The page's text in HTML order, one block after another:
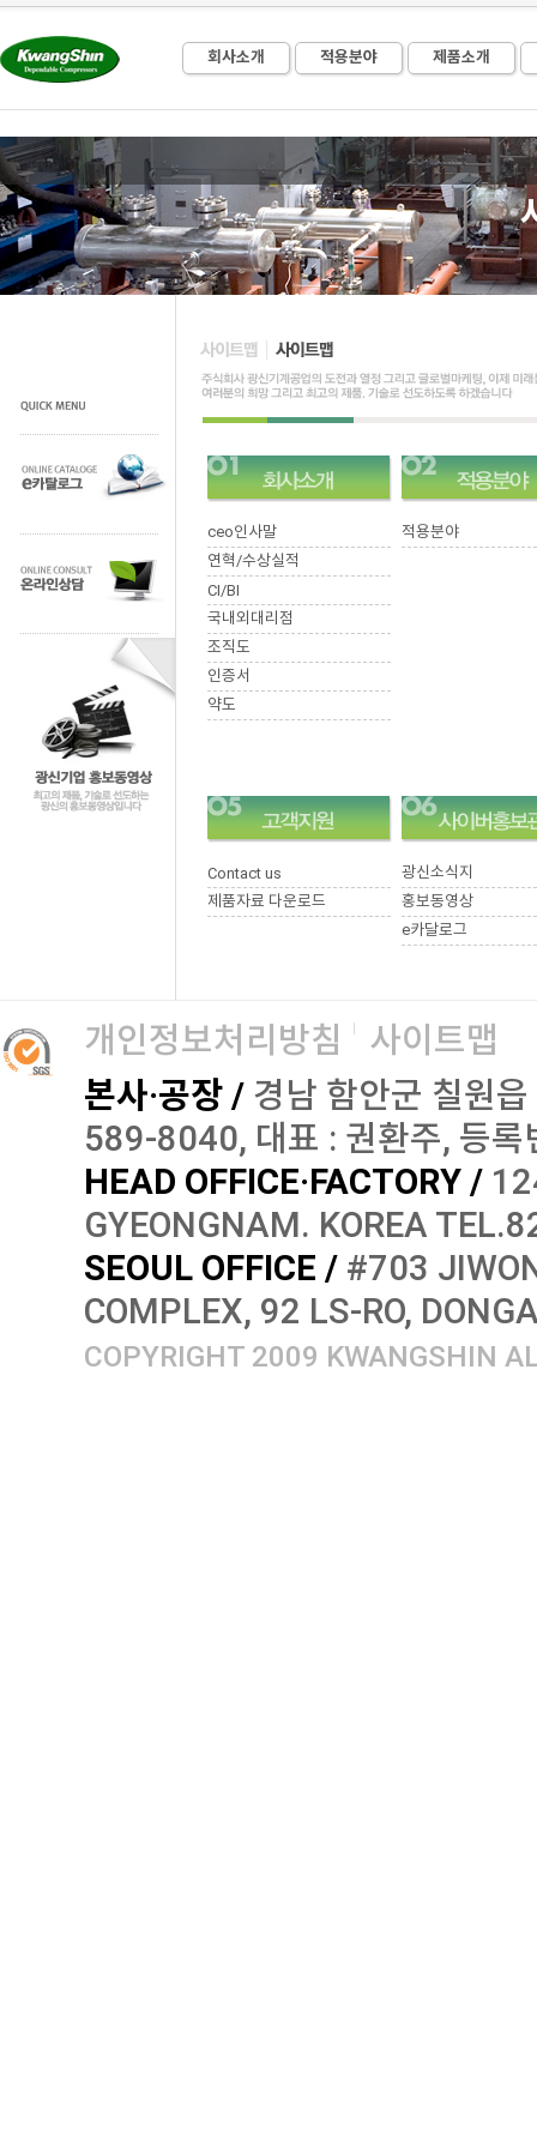
회사소개 적용분야 제품소개
ceo인사말
연혁/수상실적
CI/BI
국내외대리점
조직도
인증서
약도
적용분야
Contact us
제품자료 다운로드
광신소식지
홍보동영상
e카달로그
개인정보처리방침
사이트맵
본사·공장 / 경남 함안군 칠원
589-8040, 대표 : 권환주, 등
HEAD OFFICE·FACTORY /
GYEONGNAM. KOREA
SEOUL OFFICE / #703
COMPLEX, 92 LS-RO,
COPYRIGHT 2009 KWANGSHIN